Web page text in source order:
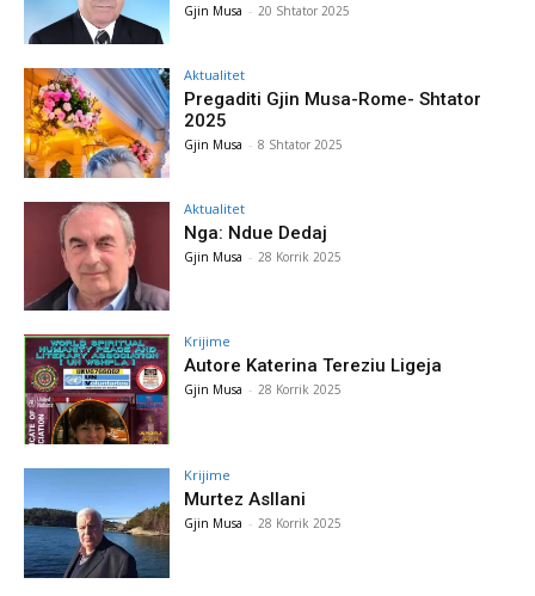
Gjin Musa - 20 Shtator 2025
Aktualitet
Pregaditi Gjin Musa-Rome- Shtator
2025
Gjin Musa - 8 Shtator 2025
Aktualitet
Nga: Ndue Dedaj
Gjin Musa - 28 Korrik 2025
Krijime
Autore Katerina Tereziu Ligeja
Gjin Musa - 28 Korrik 2025
Krijime
Murtez Asllani
Gjin Musa - 28 Korrik 2025